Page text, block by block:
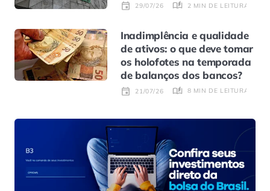
29/07/26 2 MIN DE LEITURA
Inadimplência e qualidade
de ativos: o que deve tomar
os holofotes na temporada
de balanços dos bancos?
21/07/26 8 MIN DE LEITURA